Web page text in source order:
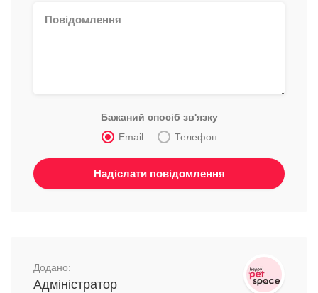
Бажаний спосіб зв'язку
Email
Телефон
Додано:
Адміністратор